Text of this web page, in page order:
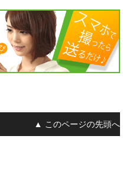
▲ このページの先頭へ